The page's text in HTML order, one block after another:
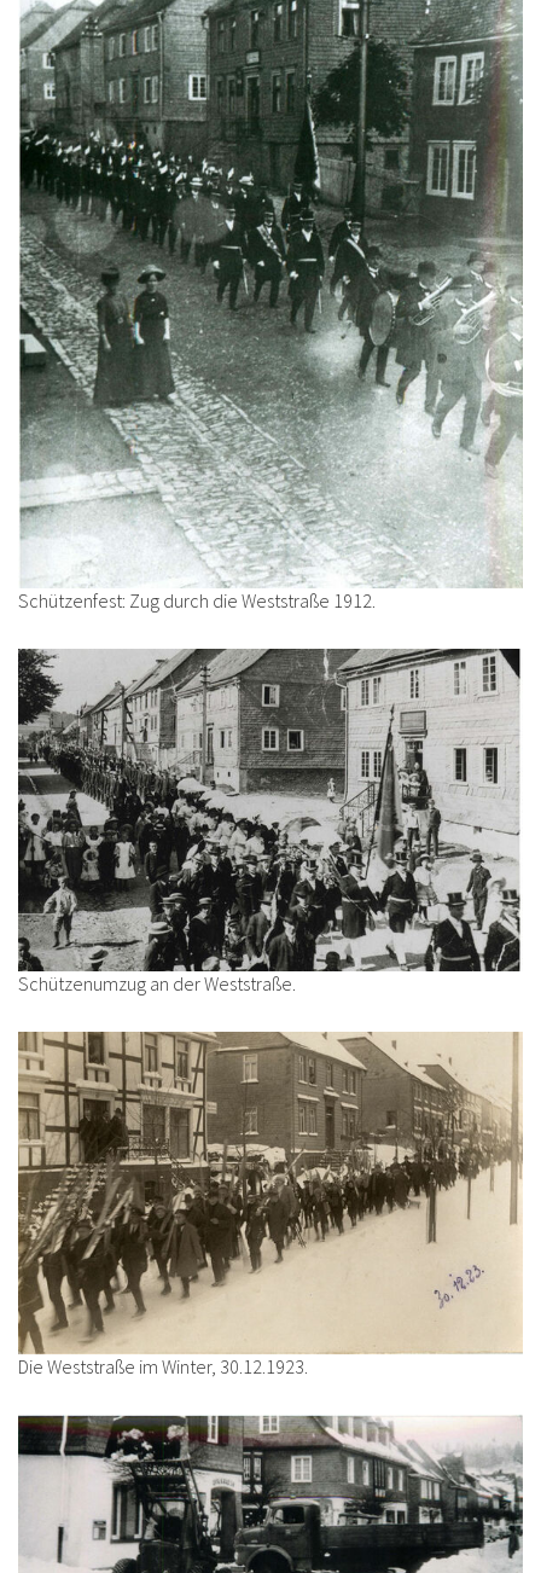
Schützenfest: Zug durch die Weststraße 1912.
Schützenumzug an der Weststraße.
Die Weststraße im Winter, 30.12.1923.